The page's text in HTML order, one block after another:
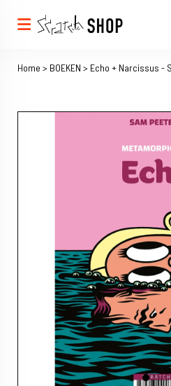
Home > BOEKEN > Echo + Narcissus -